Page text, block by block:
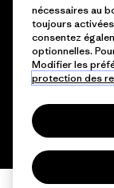
français
nécessaires au
toujours
consentez
optionnelles.
Modifier les
protection des